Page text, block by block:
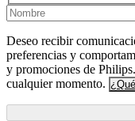
Deseo recibir
preferencias y
y promociones de
cualquier momento.